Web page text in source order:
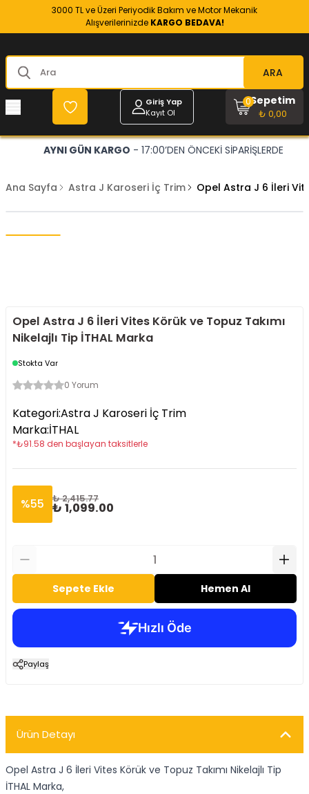
3000 TL ve Üzeri Periyodik Bakım ve Motor Mekanik
Alışverilerinizde KARGO BEDAVA!
ARA
Giriş Yap
Kayıt Ol
Sepetim
₺ 0,00
0
AYNI GÜN KARGO - 17:00’DEN ÖNCEKİ SİPARİŞLERDE
Ana Sayfa Astra J Karoseri İç Trim Opel Astra J 6 İleri
Opel Astra J 6 İleri Vites Körük ve Topuz Takımı
Nikelajlı Tip İTHAL Marka
Stokta Var
0 Yorum
Kategori:Astra J Karoseri İç Trim
Marka:İTHAL
*₺91.58 den başlayan taksitlerle
%55 ₺ 2,415.77
₺ 1,099.00
Sepete Ekle Hemen Al
Paylaş
Ürün Detayı
Opel Astra J 6 İleri Vites Körük ve Topuz Takımı Nikelajlı Tip
İTHAL Marka,